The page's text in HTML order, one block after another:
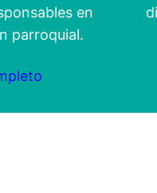
en la
parroquial.